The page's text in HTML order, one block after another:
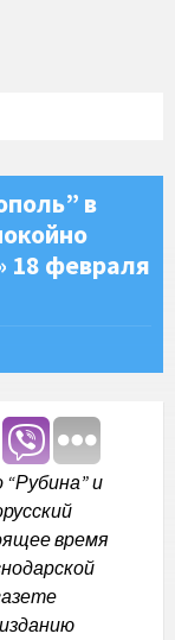
в
18 февраля
и
время